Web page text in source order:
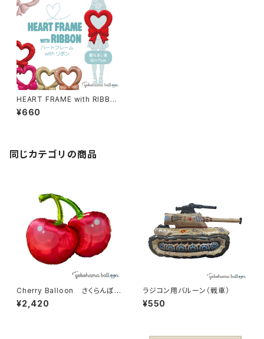
HEART FRAME with RIBBO
N ハート&リボンフレームバル
ーン
¥660
同じカテゴリの商品
Cherry Balloon さくらんぼ
風船（10個入）
¥2,420
ラジコン用バルーン（戦車）
¥550